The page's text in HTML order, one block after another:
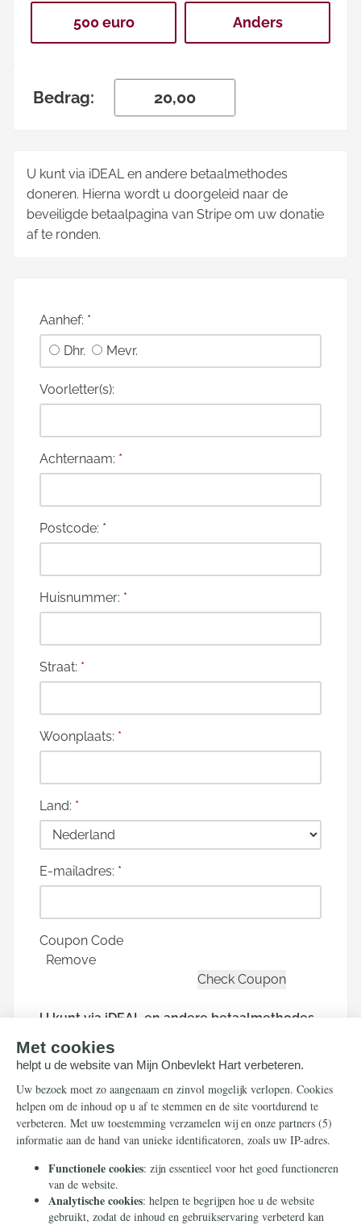
500 euro Anders
Bedrag:
U kunt via iDEAL en andere betaalmethodes
doneren. Hierna wordt u doorgeleid naar de
beveiligde betaalpagina van Stripe om uw donatie
af te ronden.
Aanhef: *
Dhr.
Mevr.
Voorletter(s):
Achternaam: *
Postcode: *
Huisnummer: *
Straat: *
Woonplaats: *
Land: *
E-mailadres: *
Coupon Code
Remove
U kunt via iDEAL en andere betaalmethodes
doneren. Hierna wordt u doorgeleid naar de
beveiligde betaalpagina van Stripe om uw
donatie af te ronden.
Houd mij per e-mail op de hoogte over
acties van Mijn Onbevlekt Hart zal triomferen